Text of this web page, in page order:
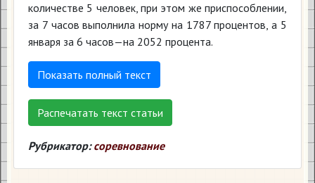
количестве 5 человек, при этом же приспособлении,
за 7 часов выполнила норму на 1787 процентов, а 5
января за 6 часов—на 2052 процента.
Показать полный текст
Распечатать текст статьи
Рубрикатор: соревнование